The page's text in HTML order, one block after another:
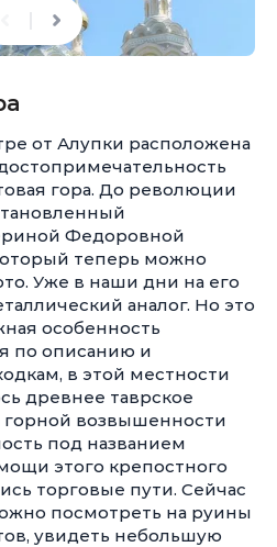
от Алупки расположена
гора. До революции
Федоровной
теперь можно
Уже в наши дни на его
аналог. Но это
особенность
по описанию и
в этой местности
древнее таврское
горной возвышенности
под названием
этого крепостного
торговые пути. Сейчас
посмотреть на руины
увидеть небольшую